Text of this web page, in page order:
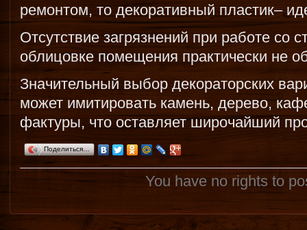
ремонтом, то декоративный пластик–
Отсутствие загрязнений при работе со
облицовке помещения практически не
Значительный выбор декораторских
может имитировать камень, дерево,
фактуры, что оставляет широчайший
Поделиться…
You have no rights to